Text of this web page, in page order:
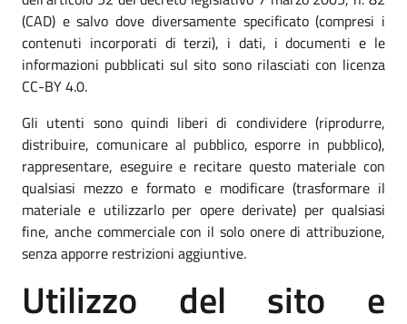
(CAD) e salvo dove diversamente specificato (compresi i
contenuti incorporati di terzi), i dati, i documenti e le
informazioni pubblicati sul sito sono rilasciati con licenza
CC-BY 4.0.
Gli utenti sono quindi liberi di condividere (riprodurre,
distribuire, comunicare al pubblico, esporre in pubblico),
rappresentare, eseguire e recitare questo materiale con
qualsiasi mezzo e formato e modificare (trasformare il
materiale e utilizzarlo per opere derivate) per qualsiasi
fine, anche commerciale con il solo onere di attribuzione,
senza apporre restrizioni aggiuntive.
Utilizzo del sito e